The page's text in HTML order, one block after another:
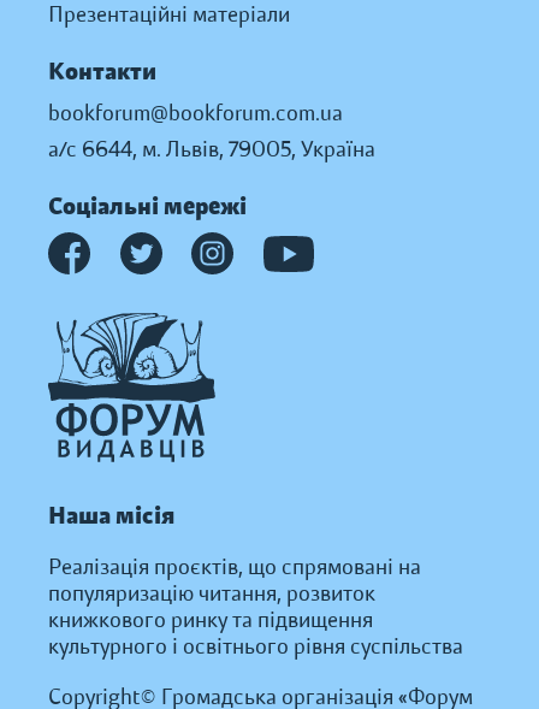
Презентаційні матеріали
Контакти
bookforum@bookforum.com.ua
а/с 6644, м. Львів, 79005, Україна
Соціальні мережі
Наша місія
Реалізація проєктів, що спрямовані на
популяризацію читання, розвиток
книжкового ринку та підвищення
культурного і освітнього рівня суспільства
Copyright© Громадська організація «Форум